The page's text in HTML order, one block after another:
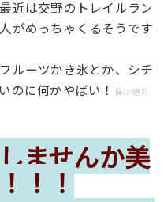
近は交野のトレイルラン
がめっちゃくるそうです
ルーツかき氷とか、シチ
のに何かやばい！ 僕は絶対
ませんか美
！！